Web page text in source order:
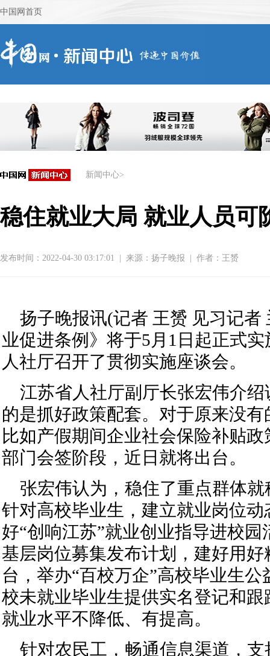
新闻中心>
稳住就业大局 就业人员可
发布时间：2022-04-30 03:17:01 来源： 扬子晚报 作者：王赟
扬子晚报讯(记者 王赟 见习记者
业促进条例》将于5月1日起正式
人社厅召开了贯彻实施座谈会。
江苏省人社厅副厅长张宏伟介
的是抓好政策配套。对于原来没
比如产假期间企业社会保险补贴
部门会签阶段，近日就将出台。
张宏伟认为，稳住了重点群体
针对高校毕业生，建立就业岗位
好“创响江苏”就业创业指导进校
基层岗位募集发布计划，建好用
台，举办“百校万企”高校毕业生
校未就业毕业生提供实名登记和
就业水平不降低、有提高。
针对农民工，畅通信息渠道，